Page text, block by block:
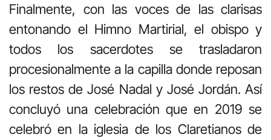
Finalmente, con las voces de las clarisas
entonando el Himno Martirial, el obispo y
todos los sacerdotes se trasladaron
procesionalmente a la capilla donde reposan
los restos de José Nadal y José Jordán. Así
concluyó una celebración que en 2019 se
celebró en la iglesia de los Claretianos de